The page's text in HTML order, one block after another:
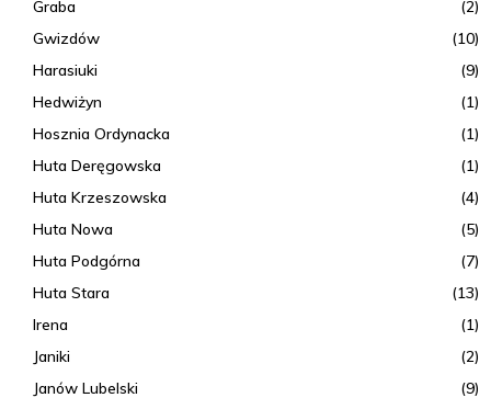
Graba
(2)
Gwizdów
(10)
Harasiuki
(9)
Hedwiżyn
(1)
Hosznia Ordynacka
(1)
Huta Deręgowska
(1)
Huta Krzeszowska
(4)
Huta Nowa
(5)
Huta Podgórna
(7)
Huta Stara
(13)
Irena
(1)
Janiki
(2)
Janów Lubelski
(9)